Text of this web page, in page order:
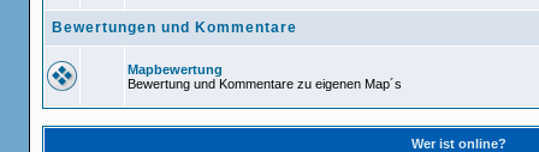
Bewertungen und Kommentare
Mapbewertung
Bewertung und Kommentare zu eigenen Map´s
Wer ist online?